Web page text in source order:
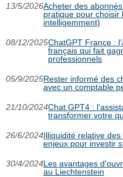
13/5/2026Acheter des
pratique pour choisir
intelligemment)
08/12/2025ChatGPT France :
français qui fait
professionnels
05/9/2025Rester informé des
avec un comptable
21/10/2024Chat GPT4 :
transformer votre
26/6/2024Illiquidité relative
enjeux pour investir
30/4/2024Les avantages
au Liechtenstein